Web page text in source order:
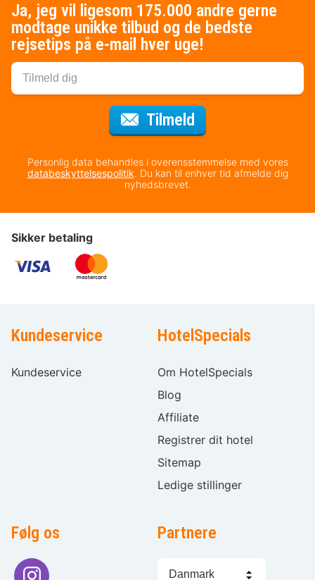
Ja, jeg vil ligesom 175.000 andre gerne
modtage unikke tilbud og de bedste
rejsetips på e-mail hver uge!
Tilmeld
Personlig data behandles i overensstemmelse med vores
databeskyttelsespolitik. Du kan til enhver tid afmelde dig
nyhedsbrevet.
Sikker betaling
Kundeservice
Kundeservice
HotelSpecials
Om HotelSpecials
Blog
Affiliate
Registrer dit hotel
Sitemap
Ledige stillinger
Følg os Partnere